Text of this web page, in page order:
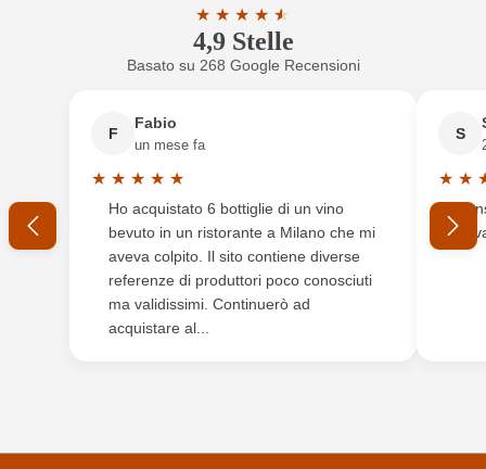
Azienda Vitivinicola Baccichetto Umberto & C ss,
Via Lignano 46, 33050 Precenicco, Italia
Qualità IGP
Friuli Venezia Giulia
Residuo zuccherino
Nuovo cliente?Registrati
Il tuo indirizzo e-mail
Ho dimenticato la mia password.
4,9 Stelle
★ ★ ★ ★ ★
★
Valutazione media di 4.9 su 5 stelle
Basato su 268 Google Recensioni
F
Fabio
un mese fa
★ ★ ★ ★ ★
Valutazione media di 5 su 5 stelle
Ho acquistato 6 bottiglie di un vino
bevuto in un ristorante a Milano che mi
aveva colpito. Il sito contiene diverse
referenze di produttori poco conosciuti
ma validissimi. Continuerò ad
acquistare al...
S
★ ★